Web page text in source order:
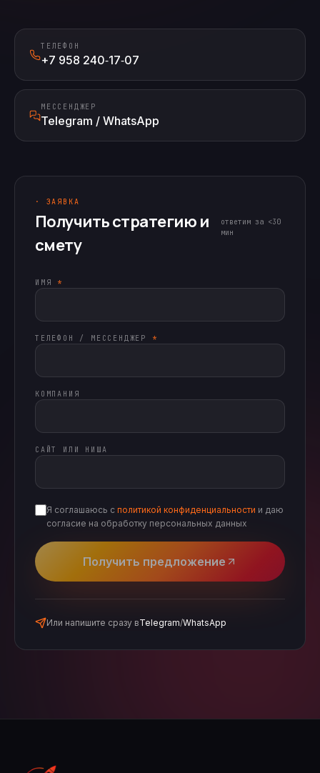
ТЕЛЕФОН
+7 958 240‑17‑07
МЕССЕНДЖЕР
Telegram / WhatsApp
· ЗАЯВКА
Получить стратегию и
смету
ответим за <30
мин
ИМЯ *
ТЕЛЕФОН / МЕССЕНДЖЕР *
КОМПАНИЯ
САЙТ ИЛИ НИША
Я соглашаюсь с политикой конфиденциальности и даю
согласие на обработку персональных данных
Получить предложение
Или напишите сразу вTelegram/WhatsApp